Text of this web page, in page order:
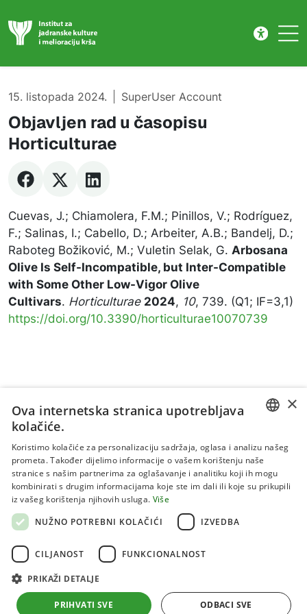
15. listopada 2024. SuperUser Account
Objavljen rad u časopisu
Horticulturae
Cuevas, J.; Chiamolera, F.M.; Pinillos, V.; Rodríguez,
F.; Salinas, I.; Cabello, D.; Arbeiter, A.B.; Bandelj, D.;
Raboteg Božiković, M.; Vuletin Selak, G. Arbosana
Olive Is Self-Incompatible, but Inter-Compatible
with Some Other Low-Vigor Olive
Cultivars. Horticulturae 2024, 10, 739. (Q1; IF=3,1)
https://doi.org/10.3390/horticulturae10070739
Uvjeti korištenja
Politika privatnosti
Kolačići
melioraciju krša
ENGLISH
×
Ova internetska stranica upotrebljava
kolačiće.
Koristimo kolačiće za personalizaciju sadržaja, oglasa i analizu našeg
prometa. Također dijelimo informacije o vašem korištenju naše
stranice s našim partnerima za oglašavanje i analitiku koji ih mogu
kombinirati s drugim informacijama koje ste im dali ili koje su prikupili
iz vašeg korištenja njihovih usluga. Više
NUŽNO POTREBNI KOLAČIĆI
IZVEDBA
CILJANOST FUNKCIONALNOST
PRIKAŽI DETALJE
PRIHVATI SVE ODBACI SVE